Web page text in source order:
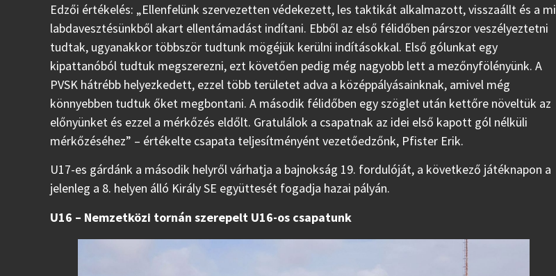
Edzői értékelés: „Ellenfelünk szervezetten védekezett, les taktikát alkalmazott, visszaállt és a mi
labdavesztésünkből akart ellentámadást indítani. Ebből az első félidőben párszor veszélyeztetni
tudtak, ugyanakkor többször tudtunk mögéjük kerülni indításokkal. Első gólunkat egy
kipattanóból tudtuk megszerezni, ezt követően pedig még nagyobb lett a mezőnyfölényünk. A
PVSK hátrébb helyezkedett, ezzel több területet adva a középpályásainknak, amivel még
könnyebben tudtuk őket megbontani. A második félidőben egy szöglet után kettőre növeltük az
előnyünket és ezzel a mérkőzés eldőlt. Gratulálok a csapatnak az idei első kapott gól nélküli
mérkőzéséhez” – értékelte csapata teljesítményént vezetőedzőnk, Pfister Erik.
U17-es gárdánk a második helyről várhatja a bajnokság 19. fordulóját, a következő játéknapon a
jelenleg a 8. helyen álló Király SE együttesét fogadja hazai pályán.
U16 – Nemzetközi tornán szerepelt U16-os csapatunk